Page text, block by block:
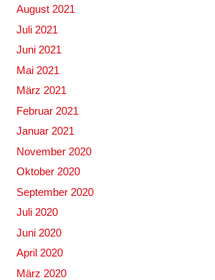
August 2021
Juli 2021
Juni 2021
Mai 2021
März 2021
Februar 2021
Januar 2021
November 2020
Oktober 2020
September 2020
Juli 2020
Juni 2020
April 2020
März 2020